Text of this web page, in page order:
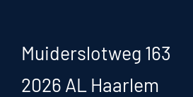
Muiderslotweg 163
2026 AL Haarlem